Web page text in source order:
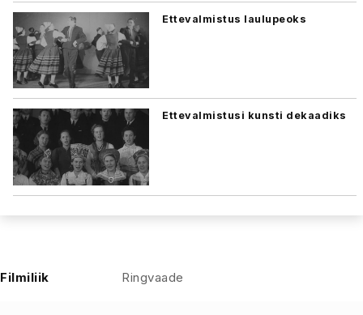
Ettevalmistus laulupeoks
Ettevalmistusi kunsti dekaadiks
Filmiliik Ringvaade